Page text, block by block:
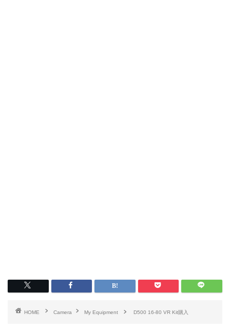
HOME Camera My Equipment D500 16-80 VR Kit購入